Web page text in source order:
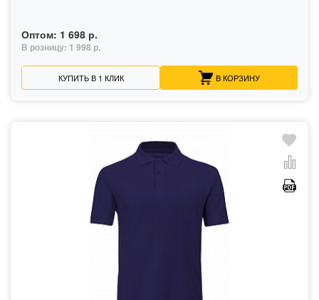
Оптом: 1 698 р.
В розницу: 1 998 р.
КУПИТЬ В 1 КЛИК В КОРЗИНУ